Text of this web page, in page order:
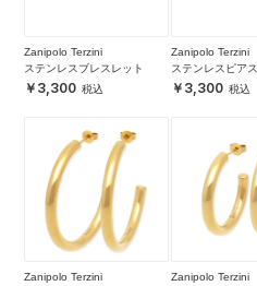
Zanipolo Terzini
ステンレスブレスレット
3,300
Zanipolo Terzini
ステンレスピアス
3,300
Zanipolo Terzini
Zanipolo Terzini